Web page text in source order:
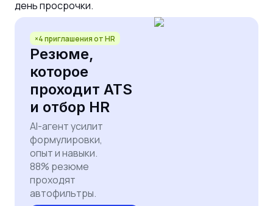
день просрочки.
×4 приглашения от HR
Резюме,
которое
проходит ATS
и отбор HR
AI-агент усилит
формулировки,
опыт и навыки.
88% резюме
проходят
автофильтры.